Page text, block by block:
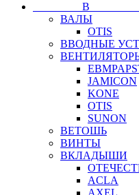
ВАЛЫ
OTIS
ВВОДНЫЕ
JAMICON
KONE
OTIS
SUNON
ВЕТОШЬ
ВИНТЫ
ВКЛАДЫШИ
ACLA
AXEL